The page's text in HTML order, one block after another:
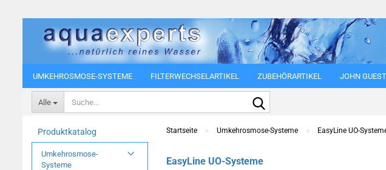
UMKEHROSMOSE-SYSTEME FILTERWECHSELARTIKEL ZUBEHÖRARTIKEL JOHN
Alle
Startseite » Umkehrosmose-Systeme » EasyLine UO-
EasyLine UO-Systeme
Produktkatalog
Umkehrosmose-
Systeme